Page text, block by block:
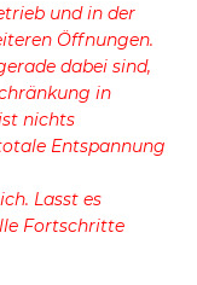
und in der
Öffnungen.
dabei sind,
in
nichts
Entspannung
Lasst es
Fortschritte